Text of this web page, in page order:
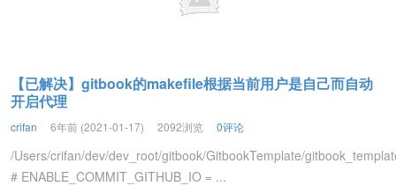
【已解决】gitbook的makefile根据当前用户是自己而自动
开启代理
crifan 6年前 (2021-01-17) 2092浏览 0评论
/Users/crifan/dev/dev_root/gitbook/GitbookTemplate/
# ENABLE_COMMIT_GITHUB_IO = ...